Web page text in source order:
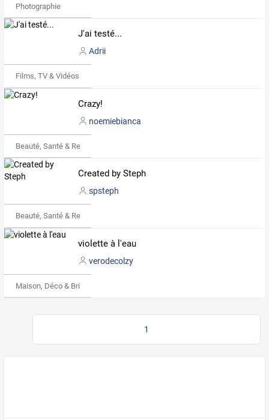
Photographie
J'ai testé...
Adrii
Films, TV & Vidéos
Crazy!
noemiebianca
Beauté, Santé & Remise en forme
Created by Steph
spsteph
Beauté, Santé & Remise en forme
violette à l'eau
verodecolzy
Maison, Déco & Bricolage
1